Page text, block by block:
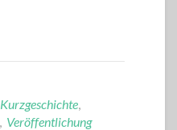
Kurzgeschichte
Veröffentlichung